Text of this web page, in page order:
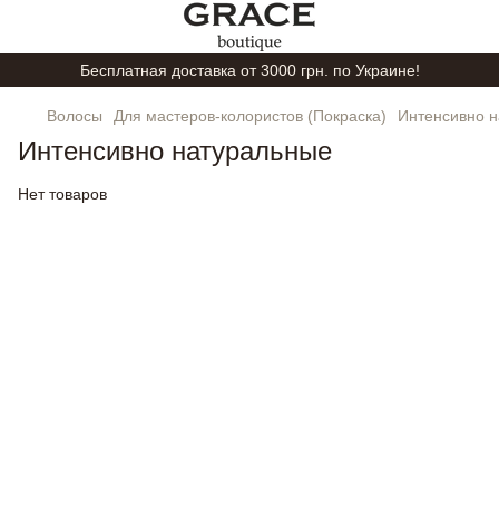
Бесплатная доставка от 3000 грн. по Украине!
Волосы Для мастеров-колористов (Покраска) Интенсивно
Интенсивно натуральные
Нет товаров